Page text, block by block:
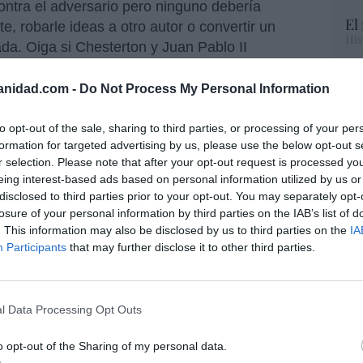
- Do Not Process My Personal Information
opt-out of the sale, sharing to third parties, or processing of your
for targeted advertising by us, please use the below opt-out
selection. Please note that after your opt-out request is processed
interest-based ads based on personal information utilized by us
to third parties prior to your opt-out. You may separately
of your personal information by third parties on the IAB’s list of
This information may also be disclosed by us to third parties on the
Participants that may further disclose it to other third parties.
Data Processing Opt Outs
opt-out of the Sharing of my personal data.
el adversario pero ninguno debería
robarle ideas a otro autor o convertir un
Oiga si Chesterton y Juan Pablo II
porque les robo, plagio y repito sus ideas.
lo hago correctamente.
contra todos: que dimitan
más canalla que el presunto plagio o el
que ha utilizado a su “amiga” Carmen
el incendio no le llegue a él. Porque si
Moncloa, dimitió, no por falta de honradez,
lo cierto es que don Pedro le está
inmediata.
El